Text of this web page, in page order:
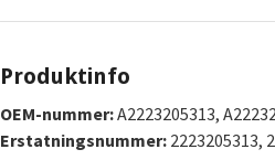
Produktinfo
OEM-nummer:A2223205313,
Erstatningsnummer: 2223205313,